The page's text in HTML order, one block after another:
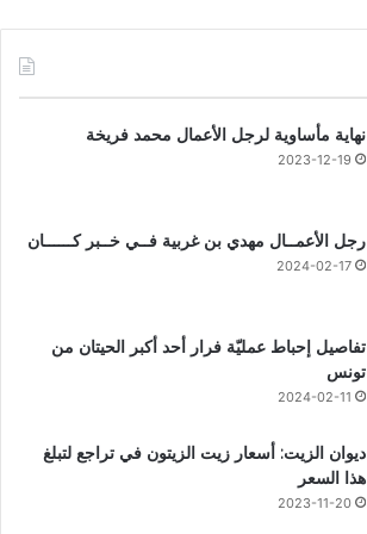
نهاية مأساوية لرجل الأعمال محمد فريخة
2023-12-19
رجل الأعمــال مهدي بن غربية فــي خــبر كــــــان
2024-02-17
تفاصيل إحباط عمليّة فرار أحد أكبر الحيتان من
تونس
2024-02-11
ديوان الزيت: أسعار زيت الزيتون في تراجع لتبلغ
هذا السعر
2023-11-20